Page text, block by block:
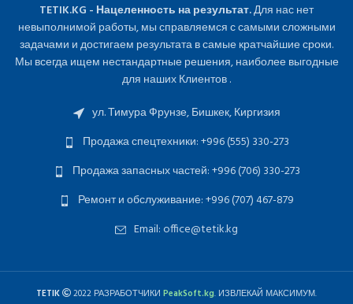
TETIK.KG - Нацеленность на результат.Для нас нет
невыполнимой работы, мы справляемся с самыми сложными
задачами и достигаем результата в самые кратчайшие сроки.
Мы всегда ищем нестандартные решения, наиболее выгодные
для наших Клиентов .
ул. Тимура Фрунзе, Бишкек, Киргизия
Продажа спецтехники: +996 (555) 330-273
Продажа запасных частей: +996 (706) 330-273
Ремонт и обслуживание: +996 (707) 467-879
Email: office@tetik.kg
TETIK 2022 РАЗРАБОТЧИКИ PeakSoft.kg. ИЗВЛЕКАЙ МАКСИМУМ.